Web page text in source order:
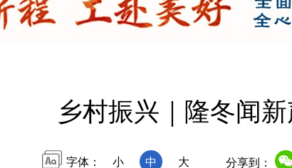
乡村振兴｜隆冬闻新
字体： 小 中 大 分享到：